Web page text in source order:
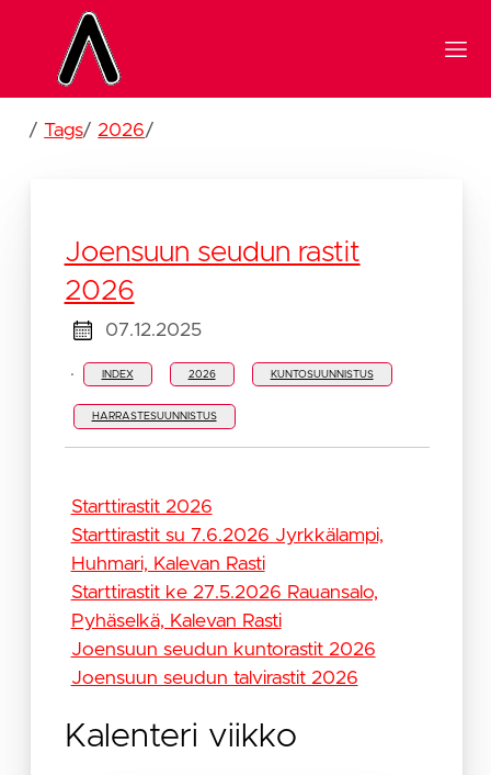
/Tags/2026/
Joensuun seudun rastit
2026
07.12.2025
· INDEX 2026 KUNTOSUUNNISTUS
HARRASTESUUNNISTUS
Starttirastit 2026
Starttirastit su 7.6.2026 Jyrkkälampi,
Huhmari, Kalevan Rasti
Starttirastit ke 27.5.2026 Rauansalo,
Pyhäselkä, Kalevan Rasti
Joensuun seudun kuntorastit 2026
Joensuun seudun talvirastit 2026
Kalenteri viikko